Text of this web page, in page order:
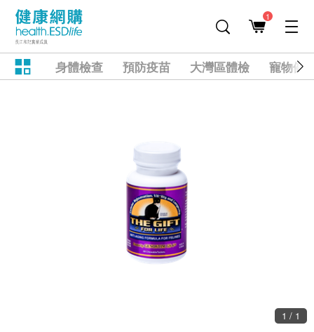
1
身體檢查 預防疫苗 大灣區體檢 寵物健
1 / 1